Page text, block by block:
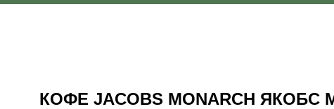
КОФЕ JACOBS MONARCH ЯКОБС